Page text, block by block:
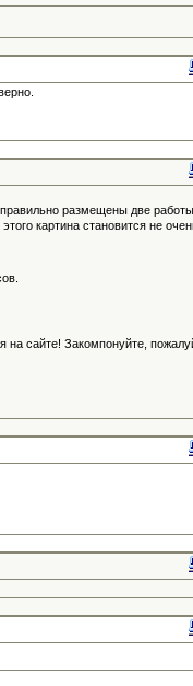
размещены две работы
картина становится не
на сайте! Закомпонуйте,